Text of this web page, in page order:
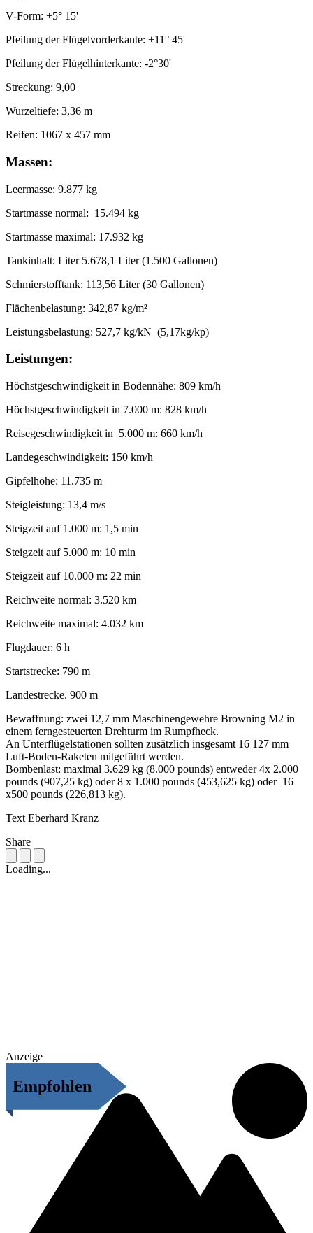
V-Form: +5° 15'
Pfeilung der Flügelvorderkante: +11° 45'
Pfeilung der Flügelhinterkante: -2°30'
Streckung: 9,00
Wurzeltiefe: 3,36 m
Reifen: 1067 x 457 mm
Massen:
Leermasse: 9.877 kg
Startmasse normal: 15.494 kg
Startmasse maximal: 17.932 kg
Tankinhalt: Liter 5.678,1 Liter (1.500 Gallonen)
Schmierstofftank: 113,56 Liter (30 Gallonen)
Flächenbelastung: 342,87 kg/m²
Leistungsbelastung: 527,7 kg/kN (5,17kg/kp)
Leistungen:
Höchstgeschwindigkeit in Bodennähe: 809 km/h
Höchstgeschwindigkeit in 7.000 m: 828 km/h
Reisegeschwindigkeit in 5.000 m: 660 km/h
Landegeschwindigkeit: 150 km/h
Gipfelhöhe: 11.735 m
Steigleistung: 13,4 m/s
Steigzeit auf 1.000 m: 1,5 min
Steigzeit auf 5.000 m: 10 min
Steigzeit auf 10.000 m: 22 min
Reichweite normal: 3.520 km
Reichweite maximal: 4.032 km
Flugdauer: 6 h
Startstrecke: 790 m
Landestrecke. 900 m
Bewaffnung: zwei 12,7 mm Maschinengewehre Browning M2 in
einem ferngesteuerten Drehturm im Rumpfheck.
An Unterflügelstationen sollten zusätzlich insgesamt 16 127 mm
Luft-Boden-Raketen mitgeführt werden.
Bombenlast: maximal 3.629 kg (8.000 pounds) entweder 4x 2.000
pounds (907,25 kg) oder 8 x 1.000 pounds (453,625 kg) oder 16
x500 pounds (226,813 kg).
Text Eberhard Kranz
Share
Loading...
Anzeige
Empfohlen